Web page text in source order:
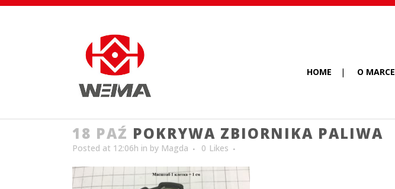
HOME O MARCE
18 PAŹ POKRYWA ZBIORNIKA PALIWA
Posted at 12:06h in by Magda 0 Likes